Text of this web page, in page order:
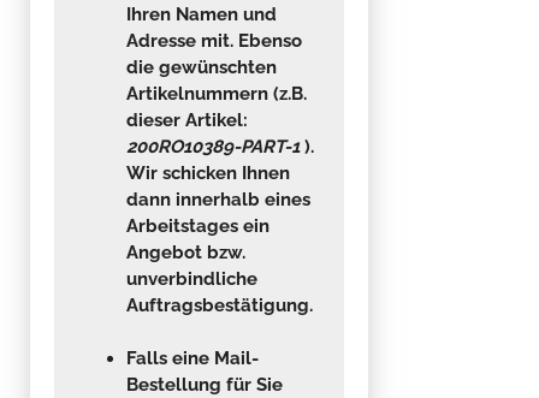
Ihren Namen und
Adresse mit. Ebenso
die gewünschten
Artikelnummern (z.B.
dieser Artikel:
200RO10389-PART-1).
Wir schicken Ihnen
dann innerhalb eines
Arbeitstages ein
Angebot bzw.
unverbindliche
Auftragsbestätigung.
Falls eine Mail-
Bestellung für Sie